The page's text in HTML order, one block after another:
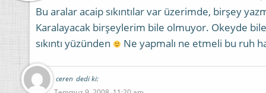
Bu aralar acaip sıkıntılar var üzerimde, birşey
Karalayacak birşeylerim bile olmuyor. Okeyde
sıkıntı yüzünden
Ne yapmalı ne etmeli bu ruh
ceren dedi ki: